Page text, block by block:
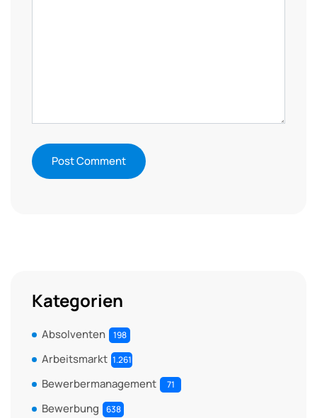
Kategorien
Absolventen 198
Arbeitsmarkt 1.261
Bewerbermanagement 71
Bewerbung 638